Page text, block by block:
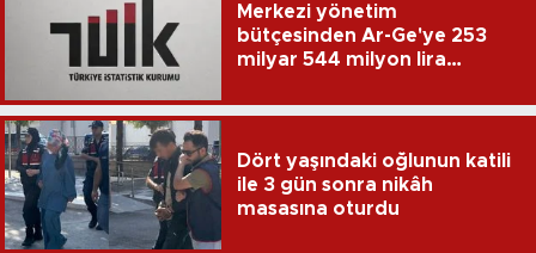
Merkezi yönetim
bütçesinden Ar-Ge'ye 253
milyar 544 milyon lira
Dört yaşındaki oğlunun katili
ile 3 gün sonra nikâh
masasına oturdu